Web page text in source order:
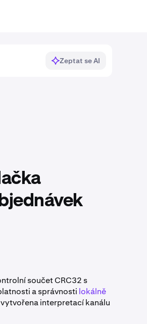
Zeptat se AI
součet CRC32 s
a správnosti lokálně
interpretací kanálu